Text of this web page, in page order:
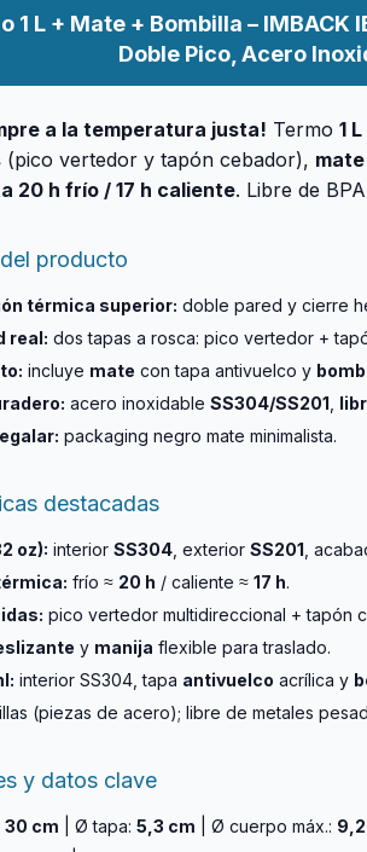
1 L + Mate + Bombilla – IMBACK
Doble Pico, Acero
a la temperatura justa! Termo 1 L
(pico vertedor y tapón cebador), mate
20 h frío / 17 h caliente. Libre de
producto
térmica superior: doble pared y cierre
real: dos tapas a rosca: pico vertedor +
incluye mate con tapa antivuelco y
acero inoxidable SS304/SS201
packaging negro mate minimalista.
destacadas
oz): interior SS304 , exterior SS201 ,
frío ≈ 20 h / caliente ≈ 17 h.
pico vertedor multidireccional + tapón
y manija flexible para traslado.
interior SS304, tapa antivuelco acrílica y
(piezas de acero); libre de metales
y datos clave
30 cm | Ø tapa: 5,3 cm | Ø cuerpo máx.: